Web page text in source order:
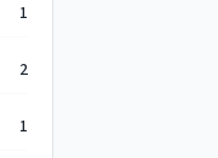
1
2
1